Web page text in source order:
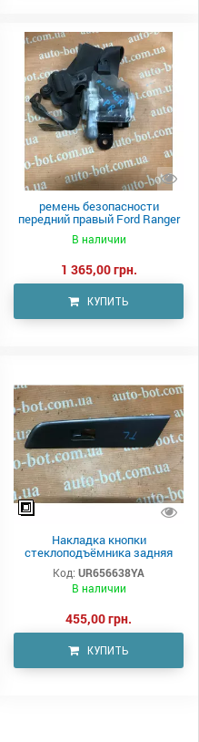
ремень безопасности
передний правый Ford Ranger
2006-2011
В наличии
1 365,00 грн.
КУПИТЬ
Накладка кнопки
стеклоподъёмника задняя
левая Ford Ranger
Код: UR656638YA
В наличии
455,00 грн.
КУПИТЬ